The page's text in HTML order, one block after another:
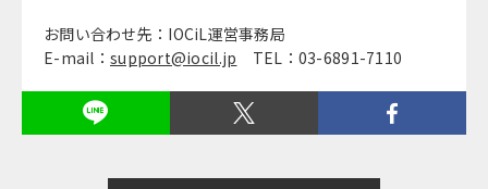
お問い合わせ先：IOCiL運営事務局
E-mail： support@iocil.jp TEL：03-6891-7110